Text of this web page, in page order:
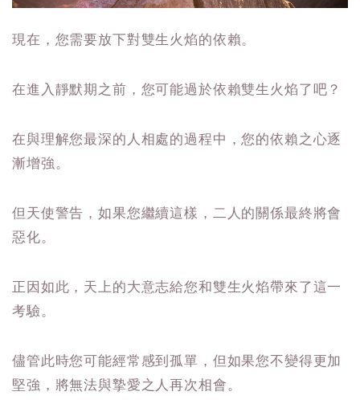
現在，您需要放下對雙生火焰的依賴。
在進入靜默期之前，您可能過於依賴雙生火焰了吧？
在與理解您最深的人相處的過程中，您的依賴之心逐
漸增強。
但天使警告，如果您繼續這樣，二人的關係最終將會
惡化。
正因如此，天上的大意志給您和雙生火焰帶來了這一
考驗。
儘管此時您可能經常感到孤單，但如果您不變得更加
堅強，將無法與摯愛之人再次相會。